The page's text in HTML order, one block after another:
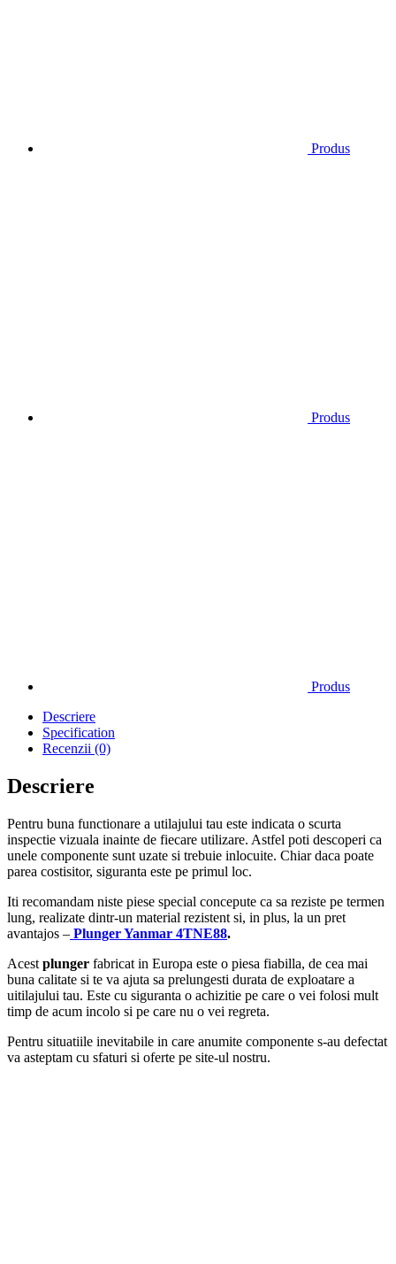
Produs
Produs
Produs
Descriere
Specification
Recenzii (0)
Descriere
Pentru buna functionare a utilajului tau este indicata o scurta
inspectie vizuala inainte de fiecare utilizare. Astfel poti descoperi ca
unele componente sunt uzate si trebuie inlocuite. Chiar daca poate
parea costisitor, siguranta este pe primul loc.
Iti recomandam niste piese special concepute ca sa reziste pe termen
lung, realizate dintr-un material rezistent si, in plus, la un pret
avantajos – Plunger Yanmar 4TNE88.
Acest plunger fabricat in Europa este o piesa fiabilla, de cea mai
buna calitate si te va ajuta sa prelungesti durata de exploatare a
uitilajului tau. Este cu siguranta o achizitie pe care o vei folosi mult
timp de acum incolo si pe care nu o vei regreta.
Pentru situatiile inevitabile in care anumite componente s-au defectat
va asteptam cu sfaturi si oferte pe site-ul nostru.